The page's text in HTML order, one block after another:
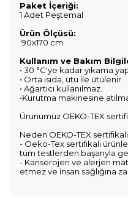
Paket İçeriği:
1 Adet Peştemal
Ürün Ölçüsü:
90x170 cm
Kullanım ve Bakım
• 30 °C'ye kadar yıkama
• Orta ısıda, ütü ile ütülenir.
• Ağartıcı kullanılmaz.
•Kurutma makinesine
Ürünümüz OEKO-TEX
Neden OEKO-TEX
- Oeko-Tex sertifikalı
tüm testlerden başarıyla
- Kanserojen ve alerjen
etmez ve insan sağlığına